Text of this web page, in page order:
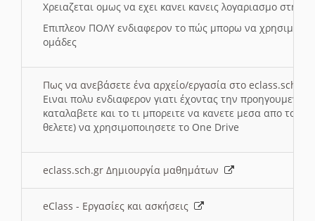
Χρειαζεται ομως να εχει κανει κανεις λογαριασμο στη
Επιπλεον ΠΟΛΥ ενδιαφερον το πώς μπορω να
ομάδες
Πως να ανεβάσετε ένα αρχείο/εργασία στο eclass.sch.gr
Ειναι πολυ ενδιαφερον γιατι έχοντας την
καταλαβετε και το τι μπορειτε να κανετε μεσα απο το
θελετε) να χρησιμοποιησετε το One Drive
eclass.sch.gr Δημιουργία μαθημάτων
eClass - Εργασίες και ασκήσεις